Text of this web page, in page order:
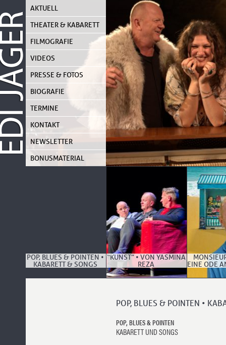
Skip
to
content
AKTUELL
THEATER & KABARETT
FILMOGRAFIE
VIDEOS
PRESSE & FOTOS
BIOGRAFIE
TERMINE
KONTAKT
NEWSLETTER
BONUSMATERIAL
POP, BLUES & POINTEN •
KABARETT & SONGS
“KUNST” • VON YASMINA
REZA EINE ODE
POP, BLUES & POINTEN •
POP, BLUES & POINTEN
KABARETT UND SONGS